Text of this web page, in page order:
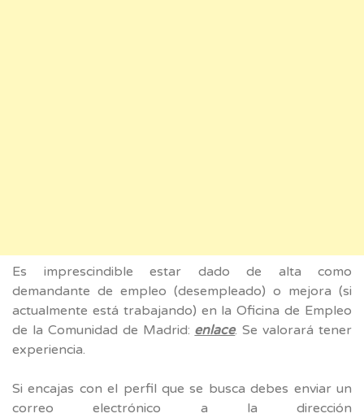
Es imprescindible estar dado de alta como
demandante de empleo (desempleado) o mejora (si
actualmente está trabajando) en la Oficina de Empleo
de la Comunidad de Madrid: enlace. Se valorará tener
experiencia.
Si encajas con el perfil que se busca debes enviar un
correo electrónico a la dirección